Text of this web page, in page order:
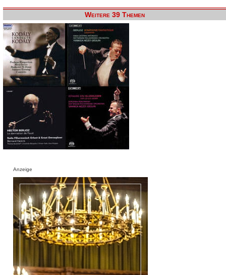
Weitere 39 Themen
Anzeige